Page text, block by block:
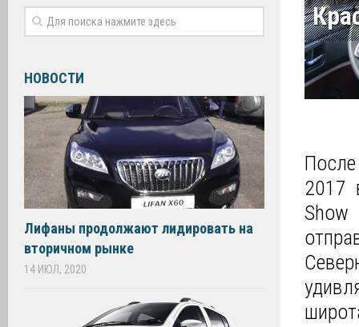
2017
НОВОСТИ
Лифаны продолжают лидировать на
вторичном рынке
14 ИЮЛ, 2020